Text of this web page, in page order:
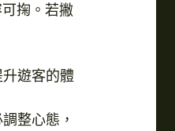
掬。若撇
遊客的體
整心態，